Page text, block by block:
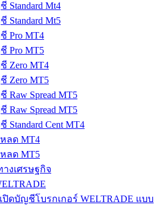
Standard Mt4
Standard Mt5
Pro MT4
Pro MT5
Zero MT4
Zero MT5
Raw Spread MT5
Raw Spread MT5
Standard Cent MT4
ลด MT4
ลด MT5
งเศรษฐกิจ
ปิดบัญชีโบรกเกอร์ WELTRADE แบบ